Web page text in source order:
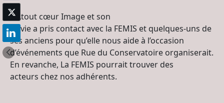
Atout cœur Image et son
Sylvie a pris contact avec la FEMIS et quelques-uns de
ses anciens pour qu’elle nous aide à l’occasion
d’événements que Rue du Conservatoire organiserait.
En revanche, La FEMIS pourrait trouver des
acteurs chez nos adhérents.